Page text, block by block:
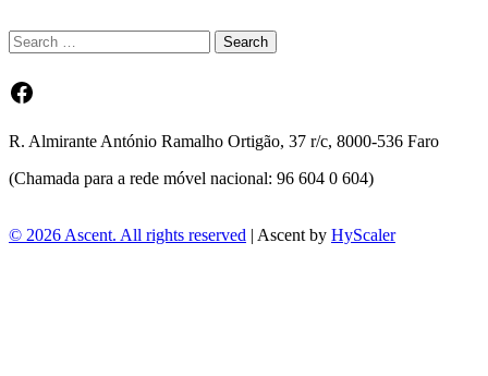
Facebook
R. Almirante António Ramalho Ortigão, 37 r/c, 8000-536 Faro
(Chamada para a rede móvel nacional: 96 604 0 604)
© 2026 Ascent. All rights reserved | Ascent by HyScaler